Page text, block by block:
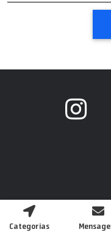
Copyright ©
Categorias